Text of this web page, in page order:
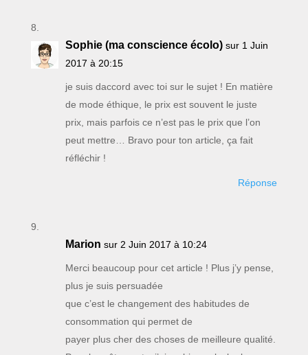
Sophie (ma conscience écolo) sur 1 Juin
2017 à 20:15
je suis daccord avec toi sur le sujet ! En matière
de mode éthique, le prix est souvent le juste
prix, mais parfois ce n’est pas le prix que l’on
peut mettre… Bravo pour ton article, ça fait
réfléchir !
Réponse
Marion sur 2 Juin 2017 à 10:24
Merci beaucoup pour cet article ! Plus j’y pense,
plus je suis persuadée
que c’est le changement des habitudes de
consommation qui permet de
payer plus cher des choses de meilleure qualité.